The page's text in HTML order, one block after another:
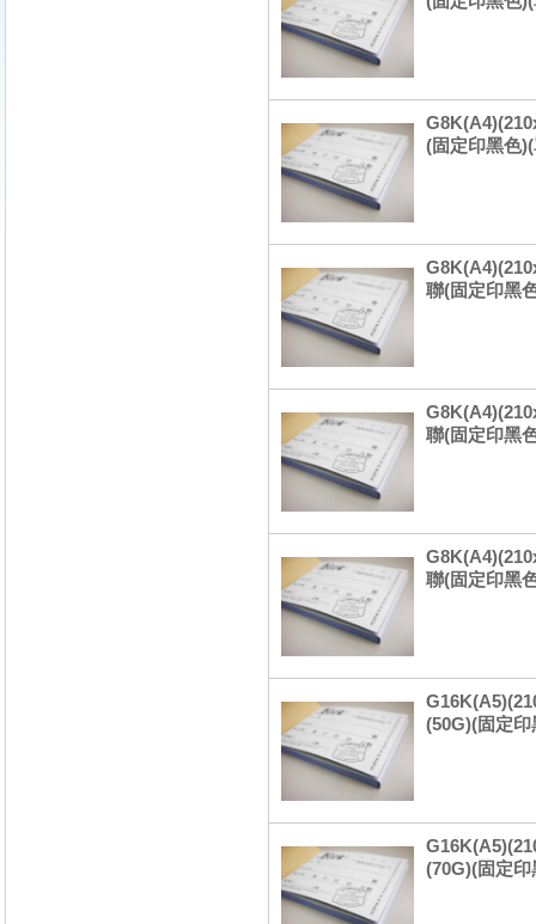
(固定印黑色
聯(固定印黑
聯(固定印黑
聯(固定印黑
(50G)(固定
(70G)(固定